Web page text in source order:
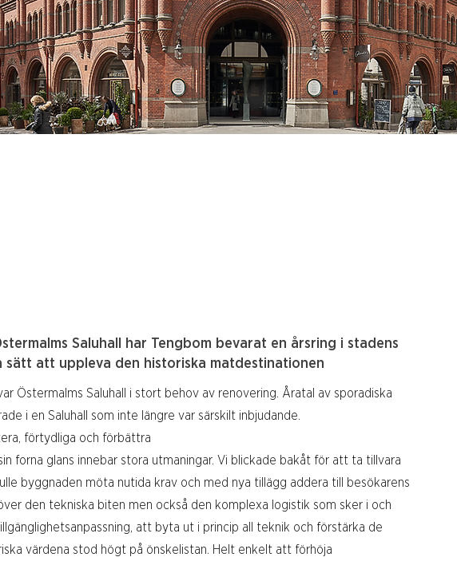
Saluhall har Tengbom bevarat en årsring i stadens
sätt att uppleva den historiska matdestinationen
Östermalms Saluhall i stort behov av renovering. Åratal av sporadiska
i en Saluhall som inte längre var särskilt inbjudande.
förtydliga och förbättra
forna glans innebar stora utmaningar. Vi blickade bakåt för att ta tillvara
byggnaden möta nutida krav och med nya tillägg addera till besökarens
den tekniska biten men också den komplexa logistik som sker i och
att byta ut i princip all teknik och förstärka de
värdena stod högt på önskelistan. Helt enkelt att förhöja